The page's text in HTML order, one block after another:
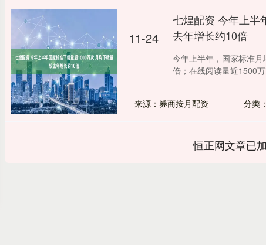
11-24
七煌配资 今年上半
去年增长约10倍
今年上半年，国家标准
倍；在线阅读量近1500
来源：券商按月配资 分类
恒正网文章已